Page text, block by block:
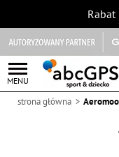
MENU
strona główna